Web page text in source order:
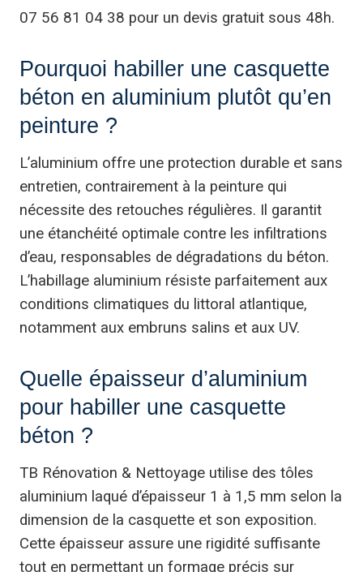
07 56 81 04 38 pour un devis gratuit sous 48h.
Pourquoi habiller une casquette
béton en aluminium plutôt qu’en
peinture ?
L’aluminium offre une protection durable et sans
entretien, contrairement à la peinture qui
nécessite des retouches régulières. Il garantit
une étanchéité optimale contre les infiltrations
d’eau, responsables de dégradations du béton.
L’habillage aluminium résiste parfaitement aux
conditions climatiques du littoral atlantique,
notamment aux embruns salins et aux UV.
Quelle épaisseur d’aluminium
pour habiller une casquette
béton ?
TB Rénovation & Nettoyage utilise des tôles
aluminium laqué d’épaisseur 1 à 1,5 mm selon la
dimension de la casquette et son exposition.
Cette épaisseur assure une rigidité suffisante
tout en permettant un formage précis sur